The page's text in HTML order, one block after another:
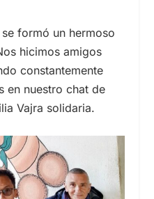
formó un hermoso
hicimos amigos
constantemente
en nuestro chat de
Vajra solidaria.